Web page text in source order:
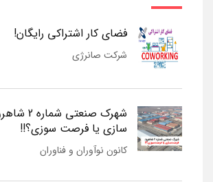
فضای کار اشتراکی رایگان!
شرکت صانرژی
شهرک
سازی یا فرصت سوزی؟!!
کانون نوآوران و فناوران